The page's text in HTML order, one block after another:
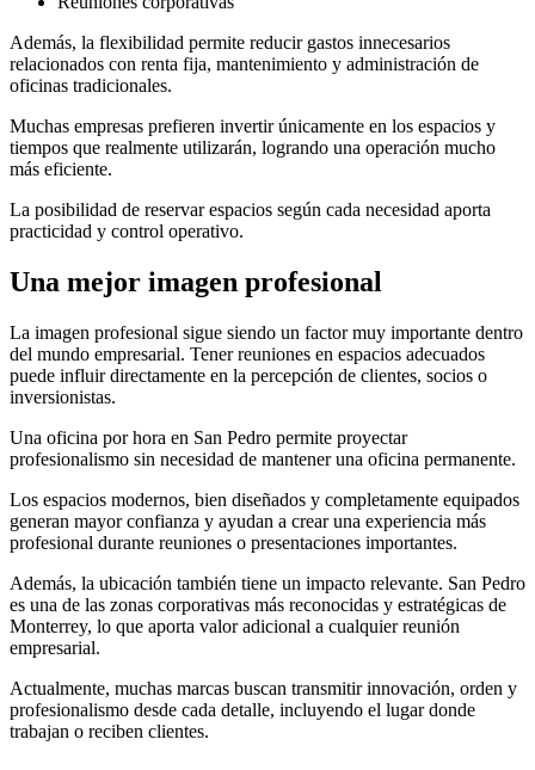
Además, la flexibilidad permite reducir gastos innecesarios
relacionados con renta fija, mantenimiento y administración de
oficinas tradicionales.
Muchas empresas prefieren invertir únicamente en los espacios y
tiempos que realmente utilizarán, logrando una operación mucho
más eficiente.
La posibilidad de reservar espacios según cada necesidad aporta
practicidad y control operativo.
Una mejor imagen profesional
La imagen profesional sigue siendo un factor muy importante dentro
del mundo empresarial. Tener reuniones en espacios adecuados
puede influir directamente en la percepción de clientes, socios o
inversionistas.
Una oficina por hora en San Pedro permite proyectar
profesionalismo sin necesidad de mantener una oficina permanente.
Los espacios modernos, bien diseñados y completamente equipados
generan mayor confianza y ayudan a crear una experiencia más
profesional durante reuniones o presentaciones importantes.
Además, la ubicación también tiene un impacto relevante. San Pedro
es una de las zonas corporativas más reconocidas y estratégicas de
Monterrey, lo que aporta valor adicional a cualquier reunión
empresarial.
Actualmente, muchas marcas buscan transmitir innovación, orden y
profesionalismo desde cada detalle, incluyendo el lugar donde
trabajan o reciben clientes.